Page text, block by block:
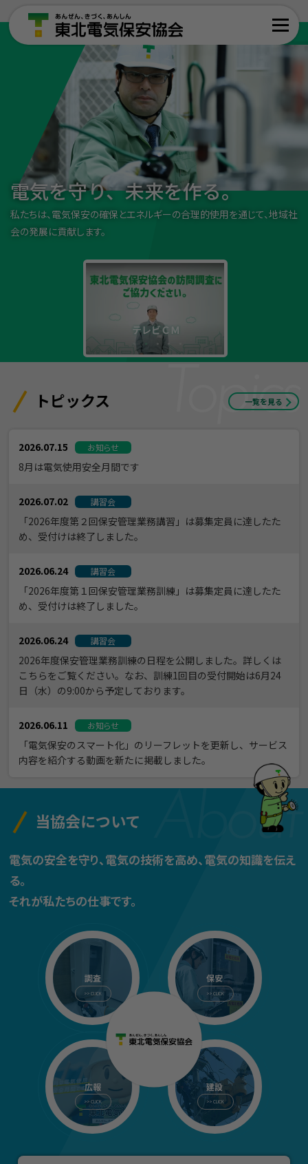
電気を守り、未来を作る。
私たちは、電気保安の確保とエネルギーの合理的使用を通じて、地域社
会の発展に貢献します。
トピックス 一覧を見る
2026.07.15 お知らせ
8月は電気使用安全月間です
2026.07.02 講習会
「2026年度第２回保安管理業務講習」は募集定員に達したた
め、受付けは終了しました。
2026.06.24 講習会
「2026年度第１回保安管理業務訓練」は募集定員に達したた
め、受付けは終了しました。
2026.06.24 講習会
2026年度保安管理業務訓練の日程を公開しました。詳しくは
こちらをご覧ください。なお、訓練1回目の受付開始は6月24
日（水）の9:00から予定しております。
2026.06.11 お知らせ
「電気保安のスマート化」のリーフレットを更新し、サービス
内容を紹介する動画を新たに掲載しました。
当協会について
電気の安全を守り、電気の技術を高め、電気の知識を伝え
る。
それが私たちの仕事です。